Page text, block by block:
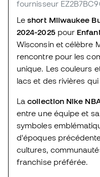
fournisseur
Leshort Milwaukee
2024-2025pour
Wisconsin et célèbre
rencontre pour les
unique. Les couleurs
lacs et des rivières
La collection Nike
entre une équipe et
symboles
d'époques
cultures,
franchise préférée.